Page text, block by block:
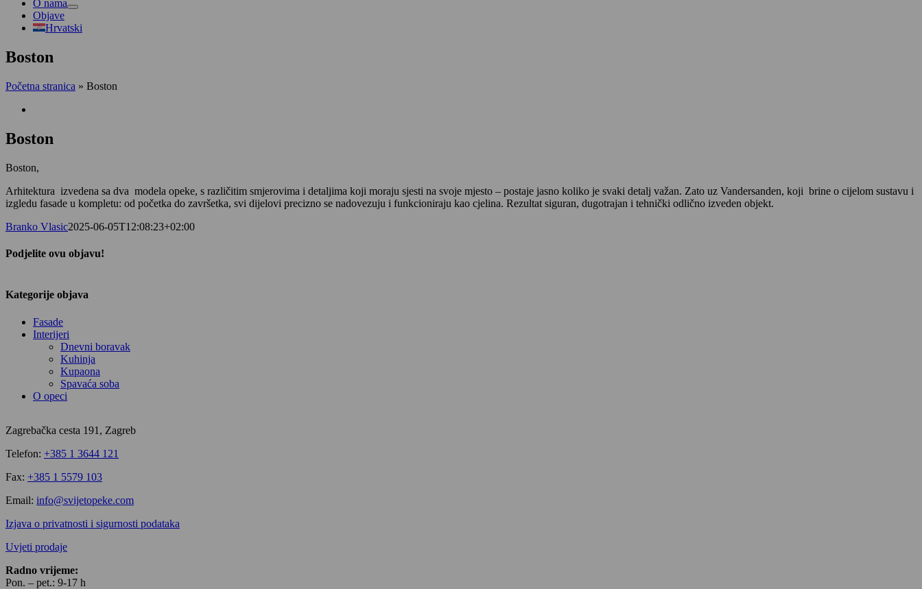
O nama
Objave
Hrvatski
Boston
Početna stranica » Boston
Image
Boston
Boston,
Arhitektura izvedena sa dva modela opeke, s različitim smjerovima i detaljima koji moraju sjesti na svoje mjesto – postaje jasno koliko je svaki detalj važan. Zato uz Vandersanden, koji brine o cijelom sustavu i
izgledu fasade u kompletu: od početka do završetka, svi dijelovi precizno se nadovezuju i funkcioniraju kao cjelina. Rezultat siguran, dugotrajan i tehnički odlično izveden objekt.
Branko Vlasic2025-06-05T12:08:23+02:00
Podjelite ovu objavu!
Kategorije objava
Fasade
Interijeri
Dnevni boravak
Kuhinja
Kupaona
Spavaća soba
O opeci
Zagrebačka cesta 191, Zagreb
Telefon: +385 1 3644 121
Fax: +385 1 5579 103
Email: info@svijetopeke.com
Izjava o privatnosti i sigurnosti podataka
Uvjeti prodaje
Radno vrijeme:
Pon. – pet.: 9-17 h